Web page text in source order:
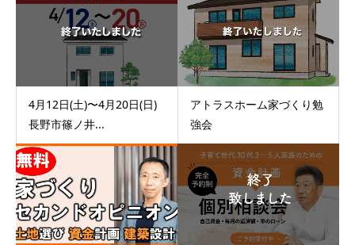
4月12日(土)〜4月20日(日)
長野市篠ノ井...
アトラスホーム家づくり勉
強会